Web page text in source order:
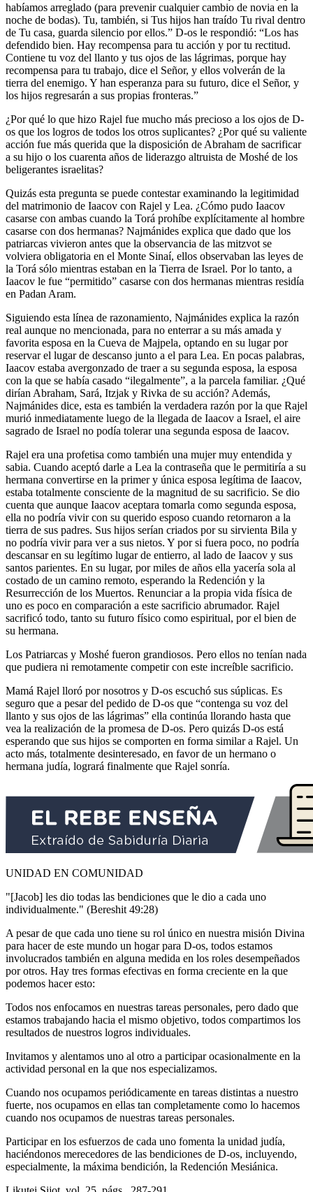
habíamos arreglado (para prevenir cualquier cambio de novia en la
noche de bodas). Tu, también, si Tus hijos han traído Tu rival dentro
de Tu casa, guarda silencio por ellos.” D-os le respondió: “Los has
defendido bien. Hay recompensa para tu acción y por tu rectitud.
Contiene tu voz del llanto y tus ojos de las lágrimas, porque hay
recompensa para tu trabajo, dice el Señor, y ellos volverán de la
tierra del enemigo. Y han esperanza para su futuro, dice el Señor, y
los hijos regresarán a sus propias fronteras.”
¿Por qué lo que hizo Rajel fue mucho más precioso a los ojos de D-
os que los logros de todos los otros suplicantes? ¿Por qué su valiente
acción fue más querida que la disposición de Abraham de sacrificar
a su hijo o los cuarenta años de liderazgo altruista de Moshé de los
beligerantes israelitas?
Quizás esta pregunta se puede contestar examinando la legitimidad
del matrimonio de Iaacov con Rajel y Lea. ¿Cómo pudo Iaacov
casarse con ambas cuando la Torá prohíbe explícitamente al hombre
casarse con dos hermanas? Najmánides explica que dado que los
patriarcas vivieron antes que la observancia de las mitzvot se
volviera obligatoria en el Monte Sinaí, ellos observaban las leyes de
la Torá sólo mientras estaban en la Tierra de Israel. Por lo tanto, a
Iaacov le fue “permitido” casarse con dos hermanas mientras residía
en Padan Aram.
Siguiendo esta línea de razonamiento, Najmánides explica la razón
real aunque no mencionada, para no enterrar a su más amada y
favorita esposa en la Cueva de Majpela, optando en su lugar por
reservar el lugar de descanso junto a el para Lea. En pocas palabras,
Iaacov estaba avergonzado de traer a su segunda esposa, la esposa
con la que se había casado “ilegalmente”, a la parcela familiar. ¿Qué
dirían Abraham, Sará, Itzjak y Rivka de su acción? Además,
Najmánides dice, esta es también la verdadera razón por la que Rajel
murió inmediatamente luego de la llegada de Iaacov a Israel, el aire
sagrado de Israel no podía tolerar una segunda esposa de Iaacov.
Rajel era una profetisa como también una mujer muy entendida y
sabia. Cuando aceptó darle a Lea la contraseña que le permitiría a su
hermana convertirse en la primer y única esposa legítima de Iaacov,
estaba totalmente consciente de la magnitud de su sacrificio. Se dio
cuenta que aunque Iaacov aceptara tomarla como segunda esposa,
ella no podría vivir con su querido esposo cuando retornaron a la
tierra de sus padres. Sus hijos serían criados por su sirvienta Bila y
no podría vivir para ver a sus nietos. Y por si fuera poco, no podría
descansar en su legítimo lugar de entierro, al lado de Iaacov y sus
santos parientes. En su lugar, por miles de años ella yacería sola al
costado de un camino remoto, esperando la Redención y la
Resurrección de los Muertos. Renunciar a la propia vida física de
uno es poco en comparación a este sacrificio abrumador. Rajel
sacrificó todo, tanto su futuro físico como espiritual, por el bien de
su hermana.
Los Patriarcas y Moshé fueron grandiosos. Pero ellos no tenían nada
que pudiera ni remotamente competir con este increíble sacrificio.
Mamá Rajel lloró por nosotros y D-os escuchó sus súplicas. Es
seguro que a pesar del pedido de D-os que “contenga su voz del
llanto y sus ojos de las lágrimas” ella continúa llorando hasta que
vea la realización de la promesa de D-os. Pero quizás D-os está
esperando que sus hijos se comporten en forma similar a Rajel. Un
acto más, totalmente desinteresado, en favor de un hermano o
hermana judía, logrará finalmente que Rajel sonría.
UNIDAD EN COMUNIDAD
"[Jacob] les dio todas las bendiciones que le dio a cada uno
individualmente." (Bereshit 49:28)
A pesar de que cada uno tiene su rol único en nuestra misión Divina
para hacer de este mundo un hogar para D-os, todos estamos
involucrados también en alguna medida en los roles desempeñados
por otros. Hay tres formas efectivas en forma creciente en la que
podemos hacer esto:
Todos nos enfocamos en nuestras tareas personales, pero dado que
estamos trabajando hacia el mismo objetivo, todos compartimos los
resultados de nuestros logros individuales.
Invitamos y alentamos uno al otro a participar ocasionalmente en la
actividad personal en la que nos especializamos.
Cuando nos ocupamos periódicamente en tareas distintas a nuestro
fuerte, nos ocupamos en ellas tan completamente como lo hacemos
cuando nos ocupamos de nuestras tareas personales.
Participar en los esfuerzos de cada uno fomenta la unidad judía,
haciéndonos merecedores de las bendiciones de D-os, incluyendo,
especialmente, la máxima bendición, la Redención Mesiánica.